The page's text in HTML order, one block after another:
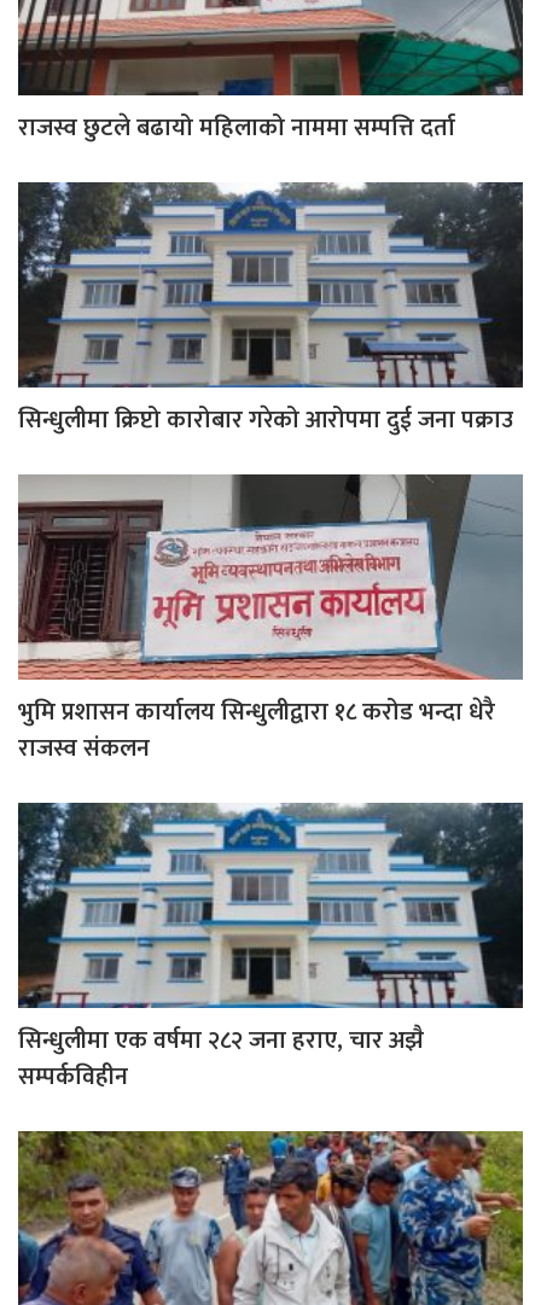
राजस्व छुटले बढायो महिलाको नाममा सम्पत्ति दर्ता
सिन्धुलीमा क्रिप्टो कारोबार गरेको आरोपमा दुई जना पक्राउ
भुमि प्रशासन कार्यालय सिन्धुलीद्वारा १८ करोड भन्दा धेरै
राजस्व संकलन
सिन्धुलीमा एक वर्षमा २८२ जना हराए, चार अझै
सम्पर्कविहीन